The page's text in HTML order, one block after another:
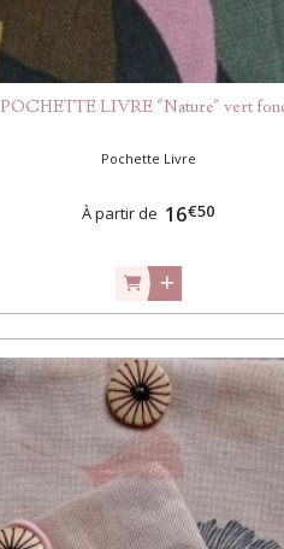
POCHETTE LIVRE "Nature" vert
Pochette Livre
À partir de 16€50